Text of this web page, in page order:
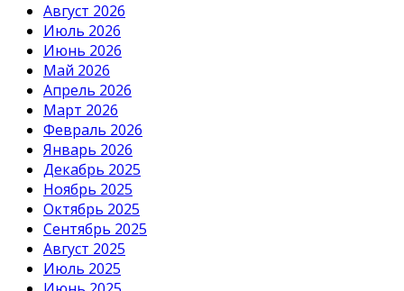
Август 2026
Июль 2026
Июнь 2026
Май 2026
Апрель 2026
Март 2026
Февраль 2026
Январь 2026
Декабрь 2025
Ноябрь 2025
Октябрь 2025
Сентябрь 2025
Август 2025
Июль 2025